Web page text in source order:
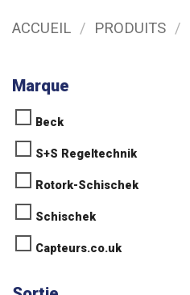
ACCUEIL / PRODUITS /
Marque
Beck
S+S Regeltechnik
Rotork-Schischek
Schischek
Capteurs.co.uk